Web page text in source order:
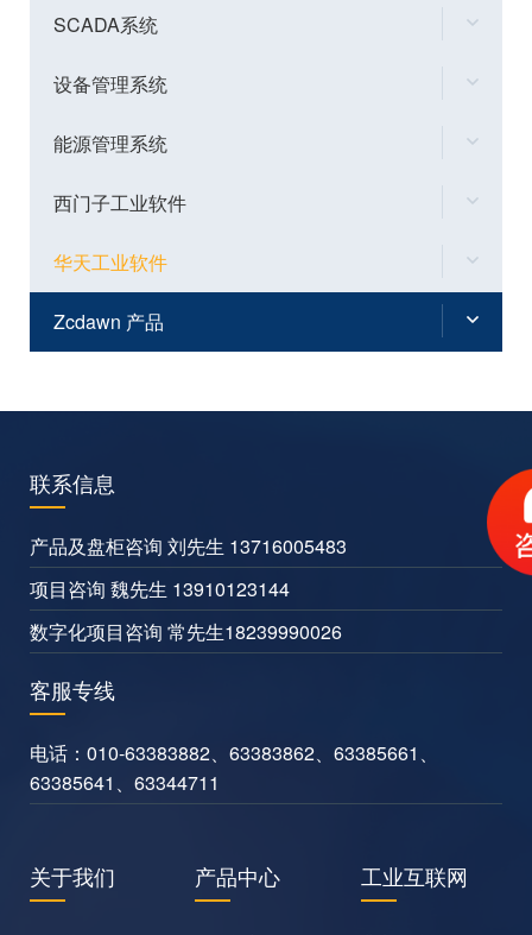
SCADA系统
设备管理系统
能源管理系统
西门子工业软件
华天工业软件
Zcdawn 产品
联系信息
产品及盘柜咨询 刘先生 13716005483
项目咨询 魏先生 13910123144
数字化项目咨询 常先生18239990026
客服专线
电话： 010-63383882、 63383862、 63385661 、
63385641 、 63344711
关于我们 产品中心 工业互联网